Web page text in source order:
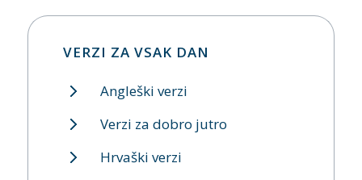
VERZI ZA VSAK DAN
Angleški verzi
Verzi za dobro jutro
Hrvaški verzi